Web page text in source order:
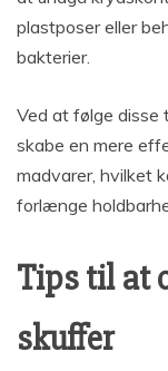
plastposer eller
bakterier.
Ved at følge disse
skabe en mere
madvarer, hvilket
forlænge
Tips til at
skuffer